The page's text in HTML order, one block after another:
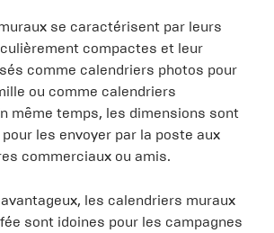
se caractérisent par leurs
compactes et leur
comme calendriers photos pour
ou comme calendriers
même temps, les dimensions sont
les envoyer par la poste aux
commerciaux ou amis.
les calendriers muraux
sont idoines pour les campagnes